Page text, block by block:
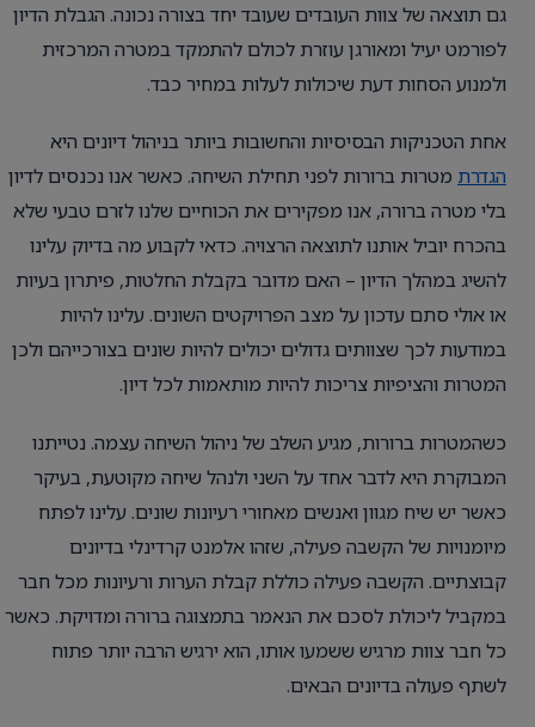
גם תוצאה של צוות העובדים שעובד יחד בצורה נכונה. הגבלת הדיון
לפורמט יעיל ומאורגן עוזרת לכולם להתמקד במטרה המרכזית
ולמנוע הסחות דעת שיכולות לעלות במחיר כבד.
אחת הטכניקות הבסיסיות והחשובות ביותר בניהול דיונים היא
הגדרת מטרות ברורות לפני תחילת השיחה. כאשר אנו נכנסים לדיון
בלי מטרה ברורה, אנו מפקירים את הכוחיים שלנו לזרם טבעי שלא
בהכרח יוביל אותנו לתוצאה הרצויה. כדאי לקבוע מה בדיוק עלינו
להשיג במהלך הדיון – האם מדובר בקבלת החלטות, פיתרון בעיות
או אולי סתם עדכון על מצב הפרויקטים השונים. עלינו להיות
במודעות לכך שצוותים גדולים יכולים להיות שונים בצורכייהם ולכן
המטרות והציפיות צריכות להיות מותאמות לכל דיון.
כשהמטרות ברורות, מגיע השלב של ניהול השיחה עצמה. נטייתנו
המבוקרת היא לדבר אחד על השני ולנהל שיחה מקוטעת, בעיקר
כאשר יש שיח מגוון ואנשים מאחורי רעיונות שונים. עלינו לפתח
מיומנויות של הקשבה פעילה, שזהו אלמנט קרדינלי בדיונים
קבוצתיים. הקשבה פעילה כוללת קבלת הערות ורעיונות מכל חבר
במקביל ליכולת לסכם את הנאמר בתמצוגה ברורה ומדויקת. כאשר
כל חבר צוות מרגיש ששמעו אותו, הוא ירגיש הרבה יותר פתוח
לשתף פעולה בדיונים הבאים.